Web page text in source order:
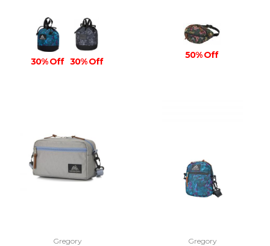
30% Off 30% Off
50% Off
Gregory Gregory